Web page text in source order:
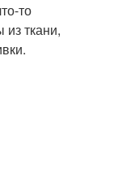
то
ткани,